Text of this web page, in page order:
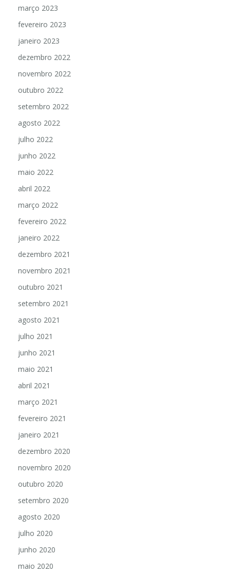
março 2023
fevereiro 2023
janeiro 2023
dezembro 2022
novembro 2022
outubro 2022
setembro 2022
agosto 2022
julho 2022
junho 2022
maio 2022
abril 2022
março 2022
fevereiro 2022
janeiro 2022
dezembro 2021
novembro 2021
outubro 2021
setembro 2021
agosto 2021
julho 2021
junho 2021
maio 2021
abril 2021
março 2021
fevereiro 2021
janeiro 2021
dezembro 2020
novembro 2020
outubro 2020
setembro 2020
agosto 2020
julho 2020
junho 2020
maio 2020